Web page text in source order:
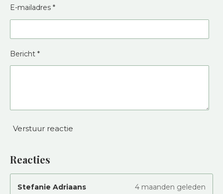
E-mailadres *
Bericht *
Verstuur reactie
Reacties
Stefanie Adriaans
4 maanden geleden